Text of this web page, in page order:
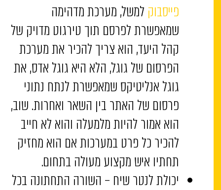
פייסבוקלמשל, מערכת מדהימה
שמאפשרת לפרסם תוך טירגוט מדויק של
קהל היעד, הוא צריך להכיר את מערכת
הפרסום של גוגל, הלא היא גוגל אדס, את
גוגל אנליטיקס שמאפשרת לנתח נתוני
פרסום של האתר בין השאר ואחרות. שוב,
הוא אמור להיות מלמעלה והוא לא חייב
להכיר כל פרט במערכות אם הוא מחזיק
תחתיו איש מקצוע מעולה בתחום.
יכולת לנטר שיח – השורה התחתונה בכל